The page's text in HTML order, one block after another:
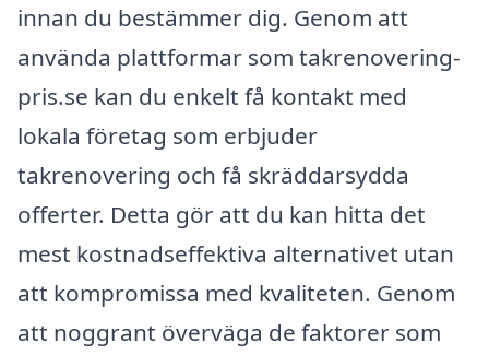
innan du bestämmer dig. Genom att
använda plattformar som takrenovering-
pris.se kan du enkelt få kontakt med
lokala företag som erbjuder
takrenovering och få skräddarsydda
offerter. Detta gör att du kan hitta det
mest kostnadseffektiva alternativet utan
att kompromissa med kvaliteten. Genom
att noggrant överväga de faktorer som